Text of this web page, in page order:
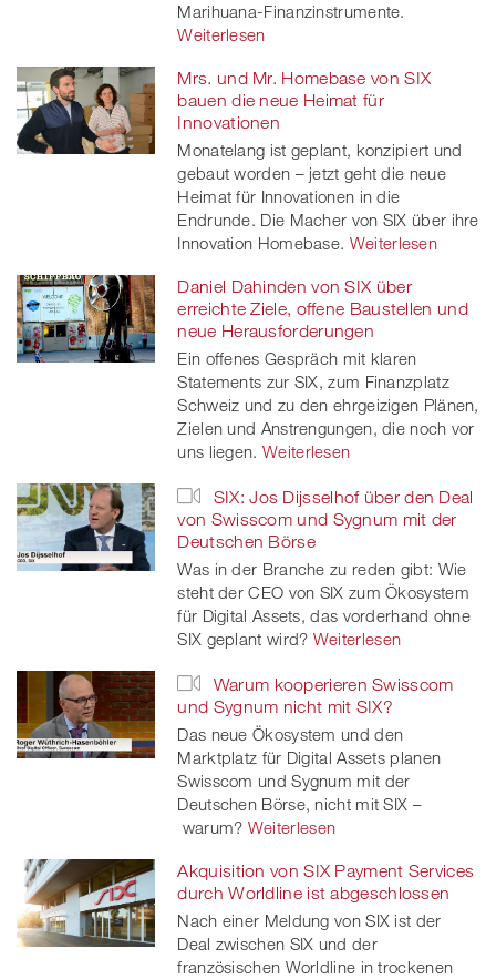
Marihuana-Finanzinstrumente.
Weiterlesen
Mrs. und Mr. Homebase von SIX
bauen die neue Heimat für
Innovationen
Monatelang ist geplant, konzipiert und
gebaut worden – jetzt geht die neue
Heimat für Innovationen in die
Endrunde. Die Macher von SIX über ihre
Innovation Homebase. Weiterlesen
Daniel Dahinden von SIX über
erreichte Ziele, offene Baustellen und
neue Herausforderungen
Ein offenes Gespräch mit klaren
Statements zur SIX, zum Finanzplatz
Schweiz und zu den ehrgeizigen Plänen,
Zielen und Anstrengungen, die noch vor
uns liegen. Weiterlesen
SIX: Jos Dijsselhof über den Deal
von Swisscom und Sygnum mit der
Deutschen Börse
Was in der Branche zu reden gibt: Wie
steht der CEO von SIX zum Ökosystem
für Digital Assets, das vorderhand ohne
SIX geplant wird? Weiterlesen
Warum kooperieren Swisscom
und Sygnum nicht mit SIX?
Das neue Ökosystem und den
Marktplatz für Digital Assets planen
Swisscom und Sygnum mit der
Deutschen Börse, nicht mit SIX –
warum? Weiterlesen
Akquisition von SIX Payment Services
durch Worldline ist abgeschlossen
Nach einer Meldung von SIX ist der
Deal zwischen SIX und der
französischen Worldline in trockenen